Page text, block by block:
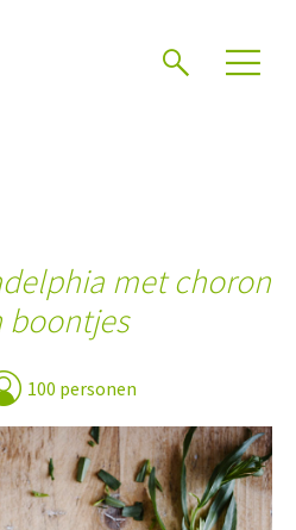
met choron
boontjes
100 personen